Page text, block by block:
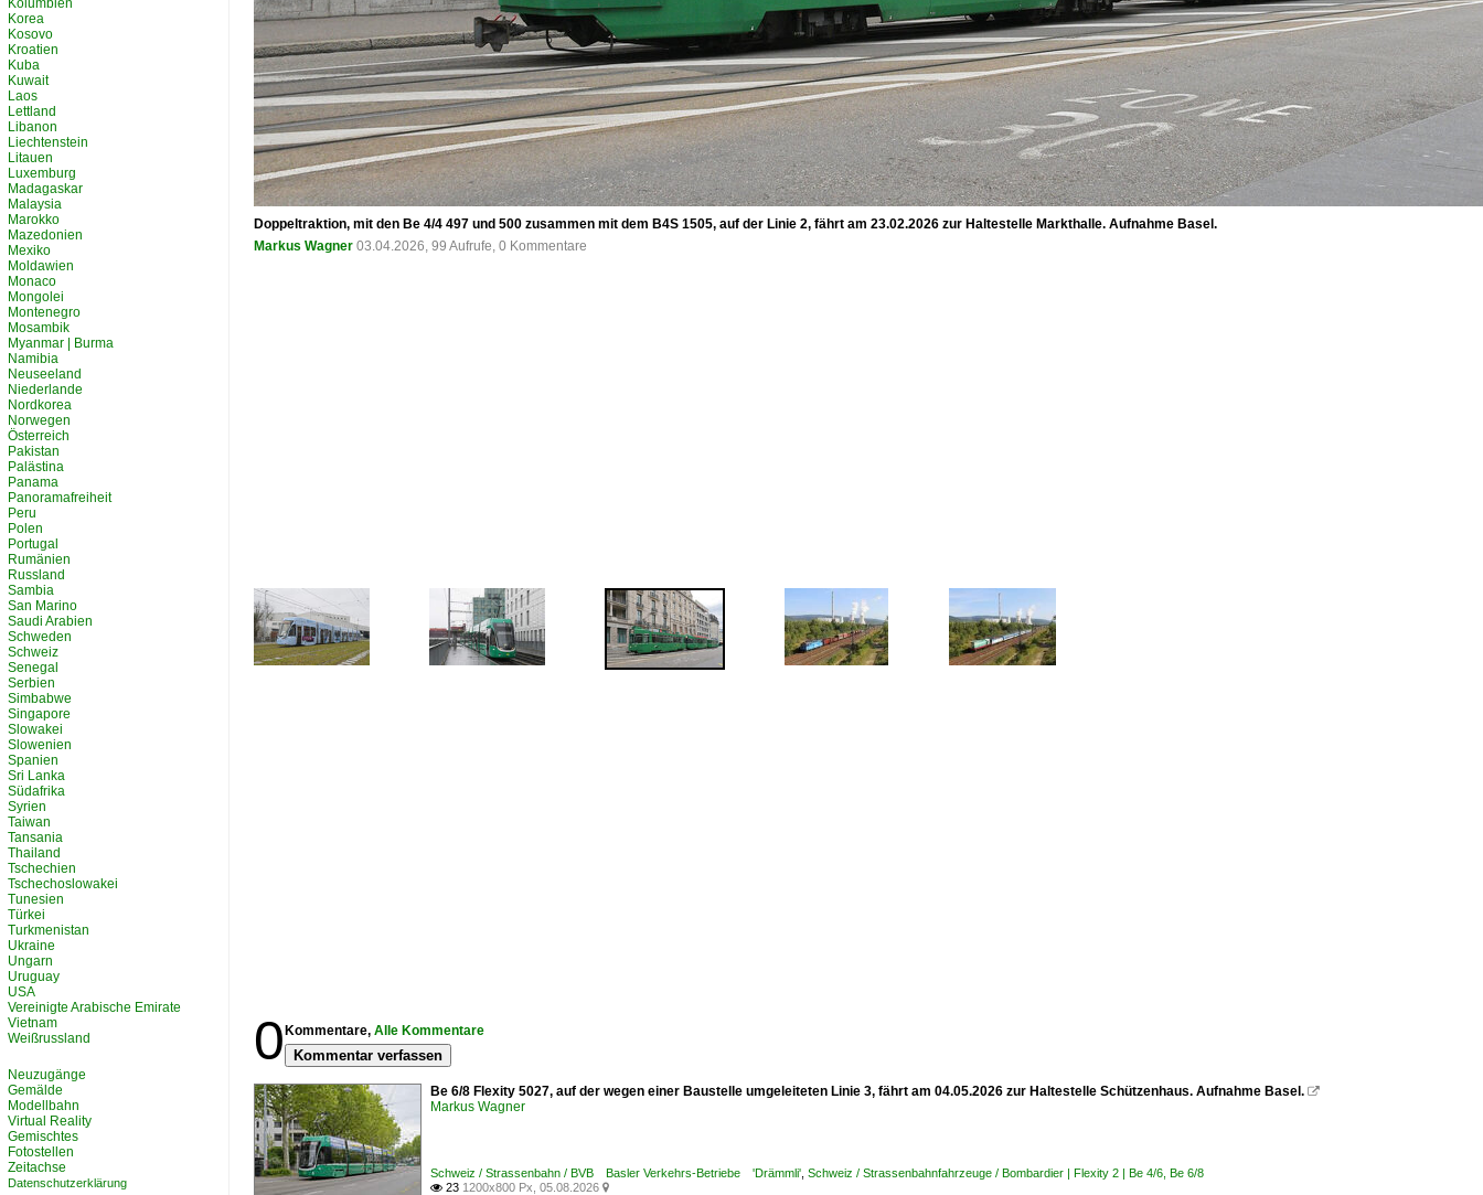
Doppeltraktion, mit den Be 4/4 497 und 500 zusammen mit dem B4S 1505, auf der Linie 2, fährt am 23.02.2026 zur Haltestelle Markthalle. Aufnahme Basel.
Markus Wagner 03.04.2026, 99 Aufrufe, 0 Kommentare
0 Kommentare, Alle Kommentare
Kommentar verfassen
Be 6/8 Flexity 5027, auf der wegen einer Baustelle umgeleiteten Linie 3, fährt am 04.05.2026 zur Haltestelle Schützenhaus. Aufnahme Basel. 
Markus Wagner
Schweiz / Strassenbahn / BVB Basler Verkehrs-Betriebe 'Drämmli' Schweiz / Strassenbahnfahrzeuge / Bombardier | Flexity 2 | Be 4/6, Be 6/8
 23 1200x800 Px, 05.08.2026 
Kolumbien
Korea
Kosovo
Kroatien
Kuba
Kuwait
Laos
Lettland
Libanon
Liechtenstein
Litauen
Luxemburg
Madagaskar
Malaysia
Marokko
Mazedonien
Mexiko
Moldawien
Monaco
Mongolei
Montenegro
Mosambik
Myanmar | Burma
Namibia
Neuseeland
Niederlande
Nordkorea
Norwegen
Österreich
Pakistan
Palästina
Panama
Panoramafreiheit
Peru
Polen
Portugal
Rumänien
Russland
Sambia
San Marino
Saudi Arabien
Schweden
Schweiz
Senegal
Serbien
Simbabwe
Singapore
Slowakei
Slowenien
Spanien
Sri Lanka
Südafrika
Syrien
Taiwan
Tansania
Thailand
Tschechien
Tschechoslowakei
Tunesien
Türkei
Turkmenistan
Ukraine
Ungarn
Uruguay
USA
Vereinigte Arabische Emirate
Vietnam
Weißrussland
Neuzugänge
Gemälde
Modellbahn
Virtual Reality
Gemischtes
Fotostellen
Zeitachse
Datenschutzerklärung